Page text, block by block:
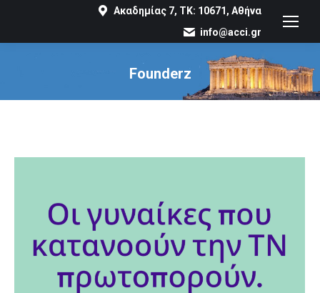
Ακαδημίας 7, ΤΚ: 10671, Αθήνα
info@acci.gr
Founderz
You are here: